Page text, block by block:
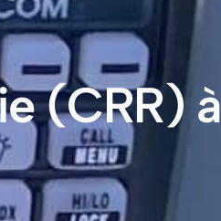
(CRR) à